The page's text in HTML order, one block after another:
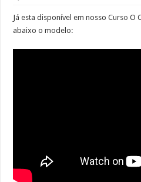
Já esta disponível em nossoCurso O
abaixo o modelo: